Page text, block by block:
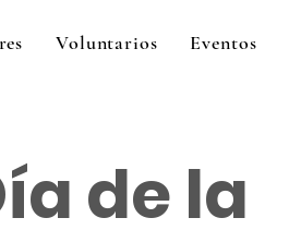
Voluntarios Eventos
de la